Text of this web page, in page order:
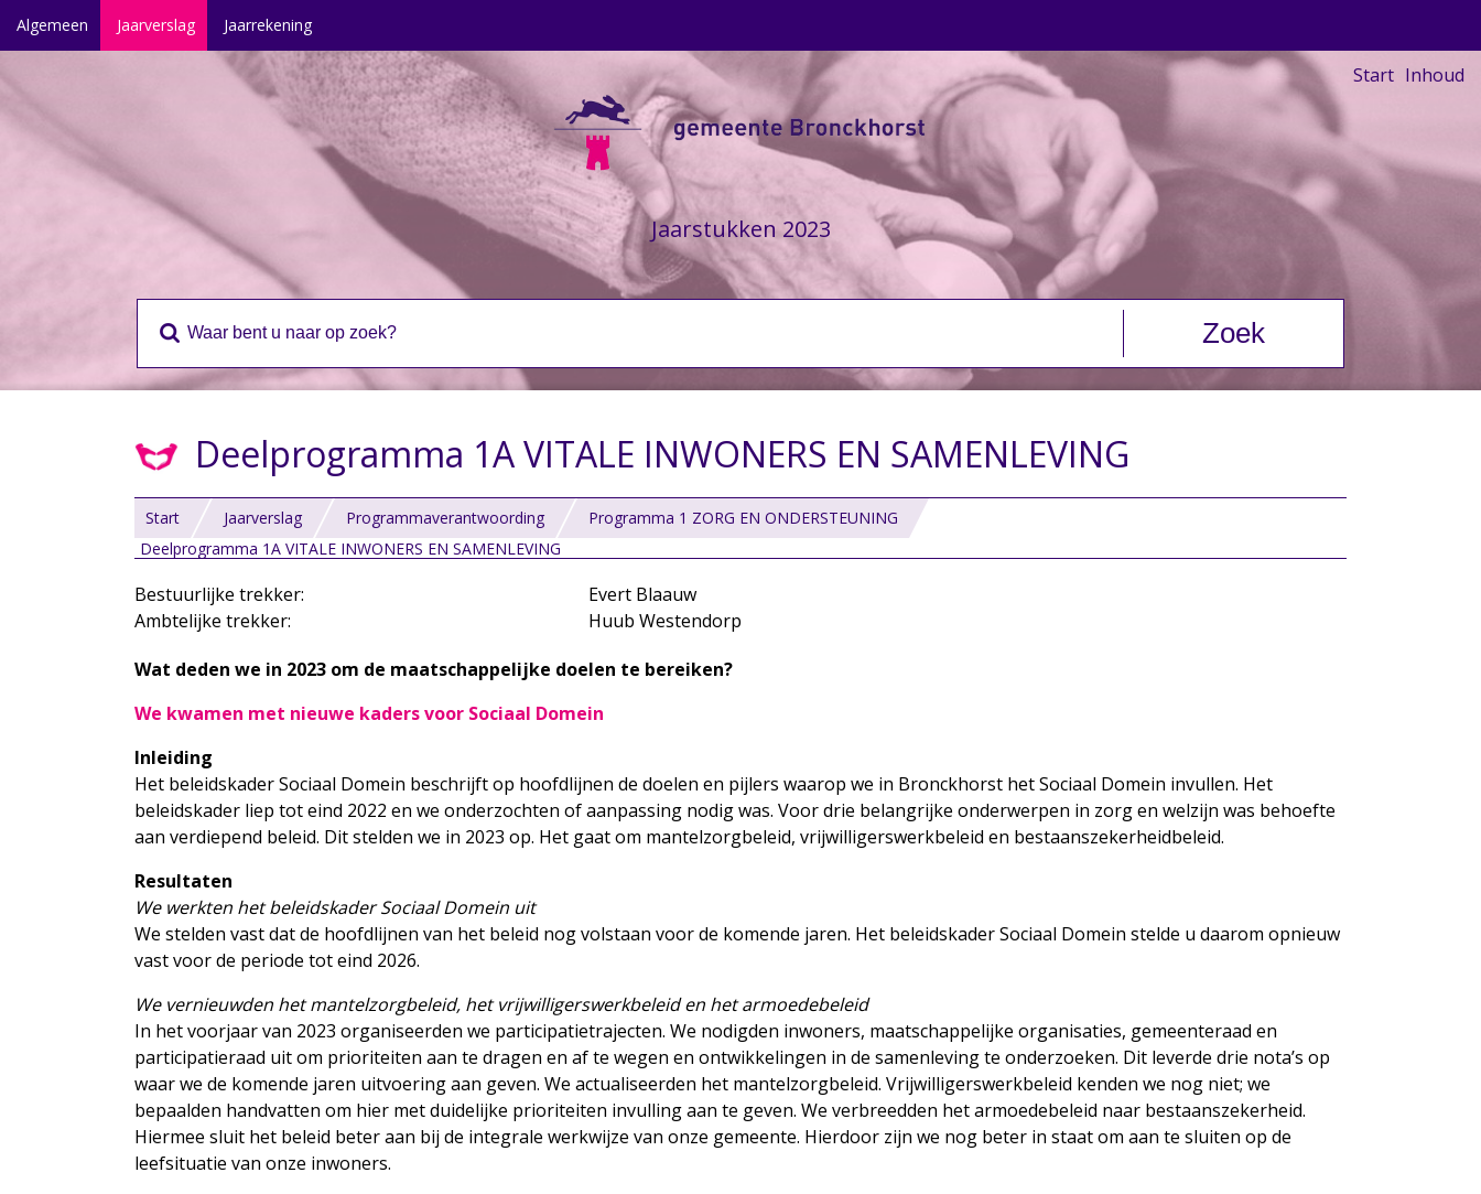
Jaarstukken 2023
Start Inhoud
Algemeen Jaarverslag Jaarrekening
Deelprogramma 1A VITALE INWONERS EN SAMENLEVING
Start Jaarverslag Programmaverantwoording
Programma 1 ZORG EN ONDERSTEUNING
Deelprogramma 1A VITALE INWONERS EN SAMENLEVING
Bestuurlijke trekker:
Evert Blaauw
Ambtelijke trekker:
Huub Westendorp
Wat deden we in 2023 om de maatschappelijke doelen te bereiken?
We kwamen met nieuwe kaders voor Sociaal Domein
Inleiding
Het beleidskader Sociaal Domein beschrijft op hoofdlijnen de doelen en pijlers waarop we in Bronckhorst het Sociaal Domein invullen. Het
beleidskader liep tot eind 2022 en we onderzochten of aanpassing nodig was. Voor drie belangrijke onderwerpen in zorg en welzijn was behoefte
aan verdiepend beleid. Dit stelden we in 2023 op. Het gaat om mantelzorgbeleid, vrijwilligerswerkbeleid en bestaanszekerheidbeleid.
Resultaten
We werkten het beleidskader Sociaal Domein uit
We stelden vast dat de hoofdlijnen van het beleid nog volstaan voor de komende jaren. Het beleidskader Sociaal Domein stelde u daarom opnieuw
vast voor de periode tot eind 2026.
We vernieuwden het mantelzorgbeleid, het vrijwilligerswerkbeleid en het armoedebeleid
In het voorjaar van 2023 organiseerden we participatietrajecten. We nodigden inwoners, maatschappelijke organisaties, gemeenteraad en
participatieraad uit om prioriteiten aan te dragen en af te wegen en ontwikkelingen in de samenleving te onderzoeken. Dit leverde drie nota’s op
waar we de komende jaren uitvoering aan geven. We actualiseerden het mantelzorgbeleid. Vrijwilligerswerkbeleid kenden we nog niet; we
bepaalden handvatten om hier met duidelijke prioriteiten invulling aan te geven. We verbreedden het armoedebeleid naar bestaanszekerheid.
Hiermee sluit het beleid beter aan bij de integrale werkwijze van onze gemeente. Hierdoor zijn we nog beter in staat om aan te sluiten op de
leefsituatie van onze inwoners.